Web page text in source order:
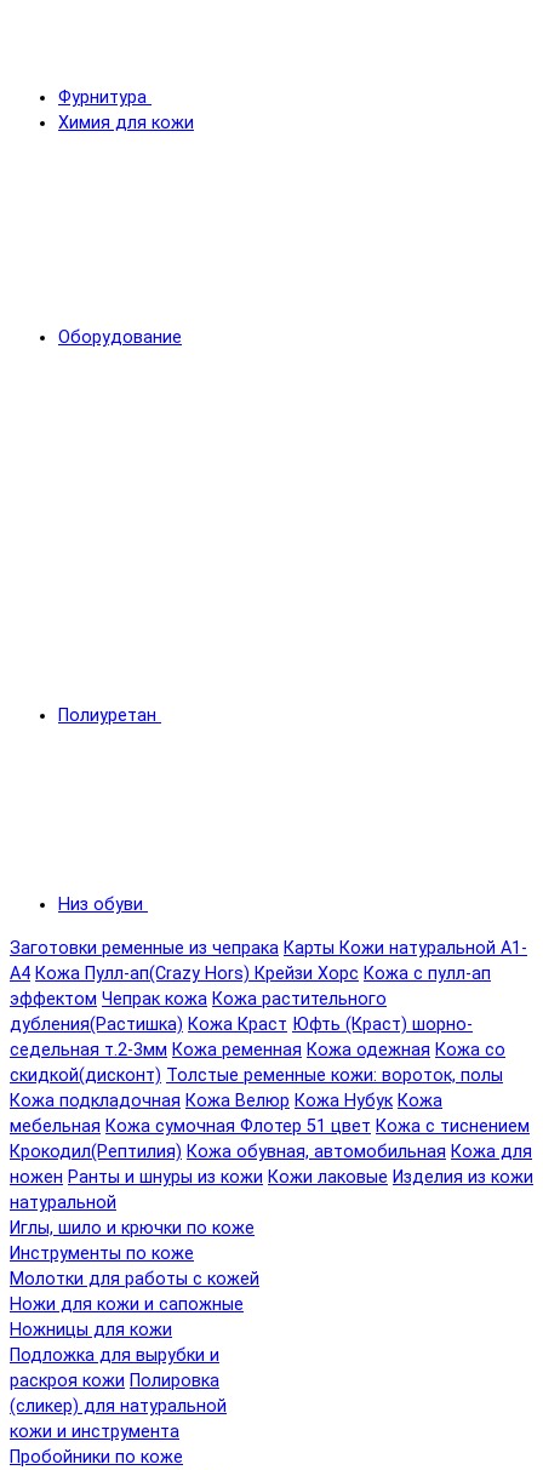
Фурнитура
Химия для кожи
Оборудование
Полиуретан
Низ обуви
Заготовки ременные из чепрака Карты Кожи натуральной А1-
А4 Кожа Пулл-ап(Crazy Hors) Крейзи Хорс Кожа с пулл-ап
эффектом Чепрак кожа Кожа растительного
дубления(Растишка) Кожа Краст Юфть (Краст) шорно-
седельная т.2-3мм Кожа ременная Кожа одежная Кожа со
скидкой(дисконт) Толстые ременные кожи: вороток, полы
Кожа подкладочная Кожа Велюр Кожа Нубук Кожа
мебельная Кожа сумочная Флотер 51 цвет Кожа с тиснением
Крокодил(Рептилия) Кожа обувная, автомобильная Кожа для
ножен Ранты и шнуры из кожи Кожи лаковые Изделия из кожи
натуральной
Иглы, шило и крючки по коже
Инструменты по коже
Молотки для работы с кожей
Ножи для кожи и сапожные
Ножницы для кожи
Подложка для вырубки и
раскроя кожи Полировка
(сликер) для натуральной
кожи и инструмента
Пробойники по коже